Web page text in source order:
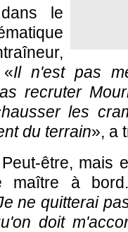
le
Il n'est pas
recruter
les
du terrain», a
être, mais
maître à
ne quitterai
doit